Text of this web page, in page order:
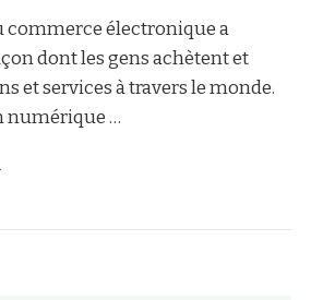
commerce électronique a
dont les gens achètent et
et services à travers le monde.
numérique …